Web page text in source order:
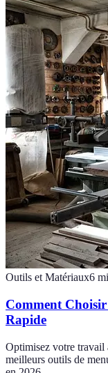
Outils et Matériaux6
Comment
Rapide
Optimisez votre travail
meilleurs outils de